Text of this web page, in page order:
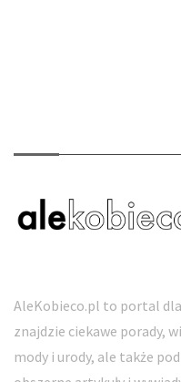
AleKobieco.pl to portal
znajdzie ciekawe porady,
mody i urody, ale także